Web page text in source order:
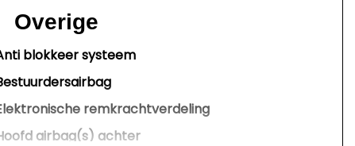
Overige
blokkeer systeem
remkrachtverdeling
airbag(s) achter